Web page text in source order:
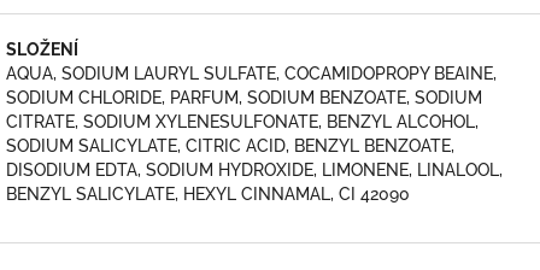
SLOŽENÍ
AQUA, SODIUM LAURYL SULFATE, COCAMIDOPROPY BEAINE,
SODIUM CHLORIDE, PARFUM, SODIUM BENZOATE, SODIUM
CITRATE, SODIUM XYLENESULFONATE, BENZYL ALCOHOL,
SODIUM SALICYLATE, CITRIC ACID, BENZYL BENZOATE,
DISODIUM EDTA, SODIUM HYDROXIDE, LIMONENE, LINALOOL,
BENZYL SALICYLATE, HEXYL CINNAMAL, CI 42090